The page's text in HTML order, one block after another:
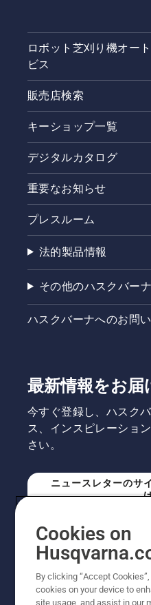
ロボット芝刈り機オー
ビス
販売店検索
キーショップ一覧
デジタルカタログ
重要なお知らせ
プレスルーム
法的製品情報
その他のハスクバー
ハスクバーナへのお問
最新情報をお届
今すぐ登録し、ハスク
ス、インスピレーショ
さい。
ニュースレターのサ
ニュースレターのサ
Cookies on
By clicking “Accept
cookies on your device to
site usage, and assist in our